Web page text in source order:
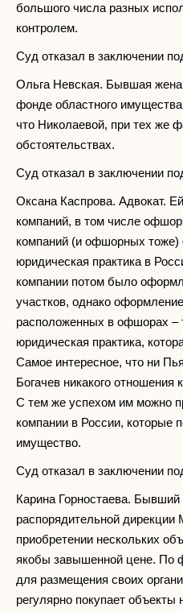
большого числа разных
контролем.
Суд отказал в заключении
Ольга Невская. Бывшая
фонде областного
что Николаевой, при тех же
обстоятельствах.
Суд отказал в заключении
Оксана Каспрова. Адвокат.
компаний, в том числе
компаний (и офшорных тоже)
юридическая практика в
компании потом было
участков, однако
расположенных в офшорах –
юридическая практика,
Самое интересное, что ни
Богачев никакого
С тем же успехом им можно
компании в России, которые
имущество.
Суд отказал в заключении
Карина Горностаева. Бывший
распорядительной
приобретении нескольких
якобы завышенной цене. По
для размещения своих
регулярно покупает